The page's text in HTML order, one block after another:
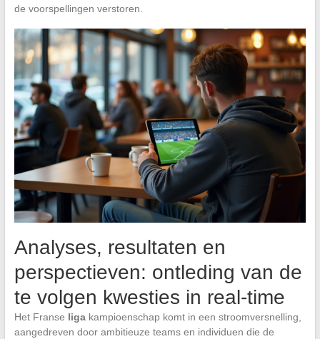
de voorspellingen verstoren.
Analyses, resultaten en
perspectieven: ontleding van de
te volgen kwesties in real-time
Het Franse ligakampioenschap komt in een stroomversnelling,
aangedreven door ambitieuze teams en individuen die de